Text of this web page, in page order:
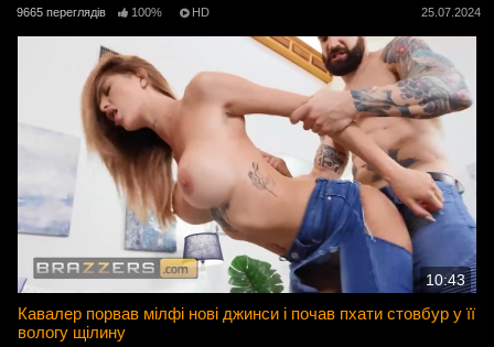
9665 переглядів 100% HD 25.07.2024
10:43
Кавалер порвав мілфі нові джинси і почав пхати стовбур у її
вологу щілину